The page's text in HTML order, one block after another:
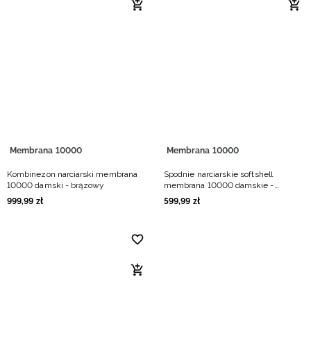
Membrana 10000
Kombinezon narciarski membrana
10000 damski - brązowy
999,99 zł
Membrana 10000
Spodnie narciarskie softshell
membrana 10000 damskie -
brązowe
599,99 zł